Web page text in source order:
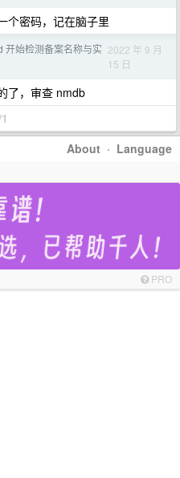
个密码，记在脑子里
开始检测备案名称与实 2022 年 9 月
15 日
了，审查 nmdb
About · Language
PRO